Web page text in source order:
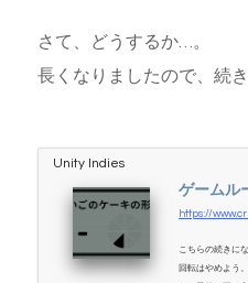
さて、どうするか…。
長くなりましたので、続き
Unity Indies
ゲームル
https://
こちらの続きに
回転はやめよう